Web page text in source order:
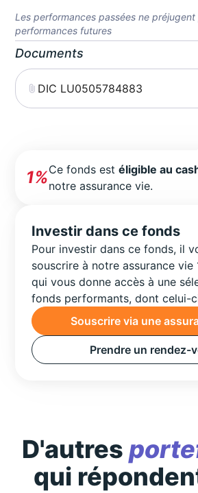
Les performances passées ne
performances futures
Documents
DIC LU0505784883
1%Ce fonds estéligible au
notre assurance vie.
Investir dans ce fonds
Pour investir dans ce fonds, il
souscrire à notre assurance vie
qui vous donne accès à une
fonds performants, dont celui-
Souscrire via une
Prendre un rendez-
D'autres
qui